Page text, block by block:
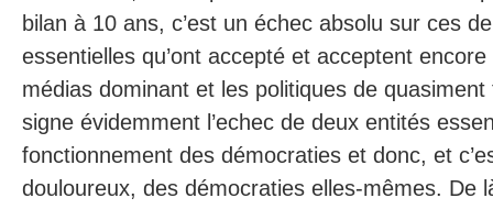
bilan à 10 ans, c’est un échec absolu sur ces
essentielles qu’ont accepté et acceptent
médias dominant et les politiques de
signe évidemment l’echec de deux entités
fonctionnement des démocraties et donc, et
douloureux, des démocraties elles-mêmes. De